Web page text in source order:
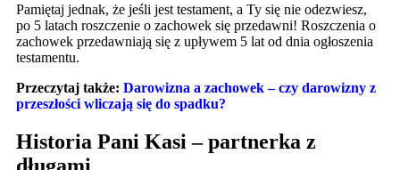
Pamiętaj jednak, że jeśli jest testament, a Ty się nie odezwiesz,
po 5 latach roszczenie o zachowek się przedawni! Roszczenia o
zachowek przedawniają się z upływem 5 lat od dnia ogłoszenia
testamentu.
Przeczytaj także: Darowizna a zachowek – czy darowizny z
przeszłości wliczają się do spadku?
Historia Pani Kasi – partnerka z
długami